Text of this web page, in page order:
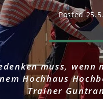
Posted
muss,
Hochhaus
Trainer